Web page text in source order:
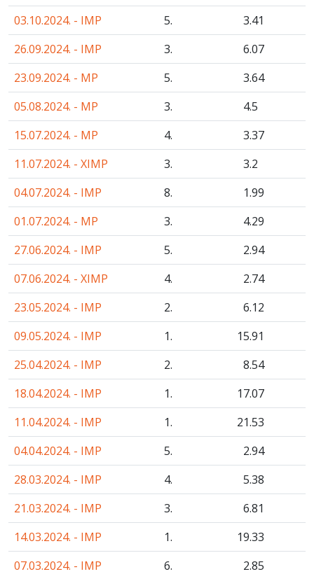
03.10.2024. - IMP
5. 3.41
26.09.2024. - IMP
3. 6.07
23.09.2024. - MP
5. 3.64
05.08.2024. - MP
3. 4.5
15.07.2024. - MP
4. 3.37
11.07.2024. - XIMP
3. 3.2
04.07.2024. - IMP
8. 1.99
01.07.2024. - MP
3. 4.29
27.06.2024. - IMP
5. 2.94
07.06.2024. - XIMP
4. 2.74
23.05.2024. - IMP
2. 6.12
09.05.2024. - IMP
1. 15.91
25.04.2024. - IMP
2. 8.54
18.04.2024. - IMP
1. 17.07
11.04.2024. - IMP
1. 21.53
04.04.2024. - IMP
5. 2.94
28.03.2024. - IMP
4. 5.38
21.03.2024. - IMP
3. 6.81
14.03.2024. - IMP
1. 19.33
07.03.2024. - IMP
6. 2.85